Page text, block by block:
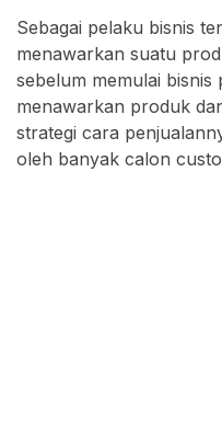
Sebagai pelaku bisnis
menawarkan suatu
sebelum memulai
menawarkan produk
strategi cara
oleh banyak calon